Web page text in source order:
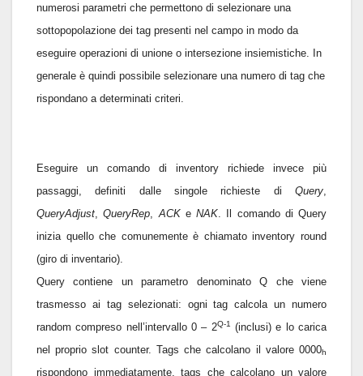
numerosi parametri che permettono di selezionare una
sottopopolazione dei tag presenti nel campo in modo da
eseguire operazioni di unione o intersezione insiemistiche. In
generale è quindi possibile selezionare una numero di tag che
rispondano a determinati criteri.
Eseguire un comando di inventory richiede invece più
passaggi, definiti dalle singole richieste di Query
QueryAdjust ,QueryRep ACKe NAK . Il comando di Query
inizia quello che comunemente è chiamato inventory round
(giro di inventario).
Query contiene un parametro denominato Q che viene
trasmesso ai tag selezionati: ogni tag calcola un numero
random compreso nell’intervallo 0 – 2Q-1
(inclusi) e lo carica
nel proprio slot counter. Tags che calcolano il valore 0000h
rispondono immediatamente, tags che calcolano un valore